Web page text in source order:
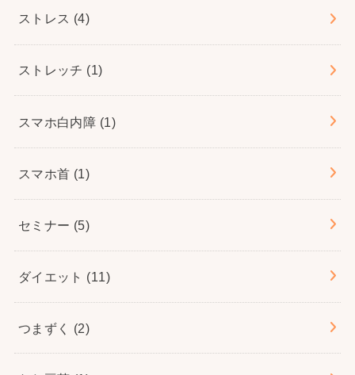
ストレス (4)
ストレッチ (1)
スマホ白内障 (1)
スマホ首 (1)
セミナー (5)
ダイエット (11)
つまずく (2)